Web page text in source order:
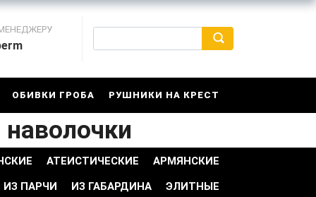
ОБИВКИ ГРОБА РУШНИКИ НА КРЕСТ
АТЕИСТИЧЕСКИЕ
АРМЯНСКИЕ
ИЗ ПАРЧИ
ИЗ ГАБАРДИНА ЭЛИТНЫЕ